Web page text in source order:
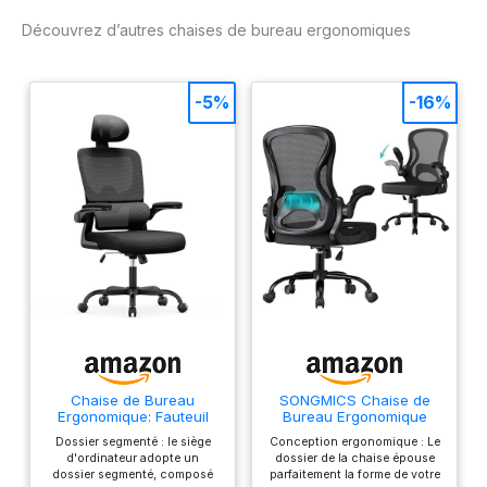
pendant les sessions de
AMÉNAGEZ VOTRE
ESPACE DE TRAVAIL
PARFAIT - Personnalisez
facilement votre chaise
de bureau en réglant la
profondeur et la hauteur
de l'assise, ainsi que
l'angle du dossier.
Trouvez la position
idéale sans effort, en
favorisant une posture
productivité maximale.
ASSEMBLAGE SANS
EFFORT, STYLE
INSTANTANÉ -
Assemblez votre fauteuil
de bureau Backerz en
Découvrez d’autres chaises de bureau ergonomiques
Chaise de Bureau
Ergonomique: Fauteuil
Bureau avec Support
Lombaire en C,Dossier et
Appui-tête
Réglables,Reversible
Dossier segmenté : le siège
d'ordinateur adopte un
dossier segmenté, composé
-5%
SONGMICS Chaise de
Bureau Ergonomique
Fauteuil de Bureau,
Soutien Lombaire,
Fonction Basculante,
Conception ergonomique : Le
dossier de la chaise épouse
parfaitement la forme de votre
-16%